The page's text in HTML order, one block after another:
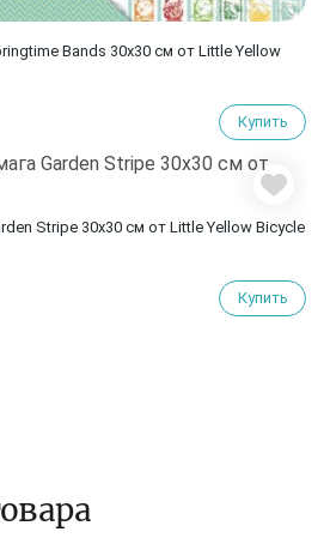
Bands 30х30 см от Little Yellow
Купить
Stripe 30х30 см от Little Yellow Bicycle
Купить